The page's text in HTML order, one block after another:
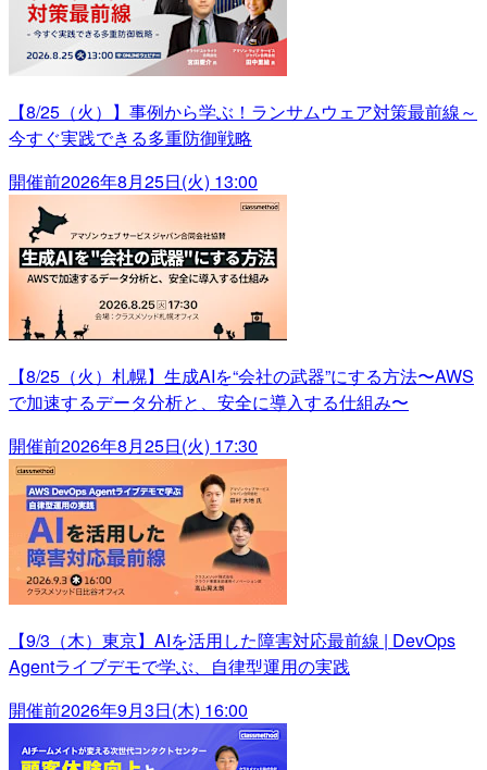
【8/25（火）】事例から学ぶ！ランサムウェア対策最前線～
今すぐ実践できる多重防御戦略
開催前2026年8月25日(火) 13:00
【8/25（火）札幌】生成AIを“会社の武器”にする方法〜AWS
で加速するデータ分析と、安全に導入する仕組み〜
開催前2026年8月25日(火) 17:30
【9/3（木）東京】AIを活用した障害対応最前線 | DevOps
Agentライブデモで学ぶ、自律型運用の実践
開催前2026年9月3日(木) 16:00